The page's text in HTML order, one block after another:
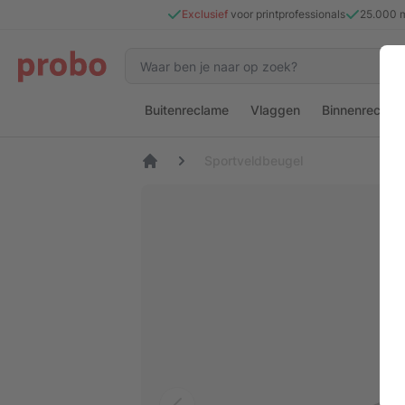
Exclusief voor printprofessionals 25.000
Buitenreclame Vlaggen